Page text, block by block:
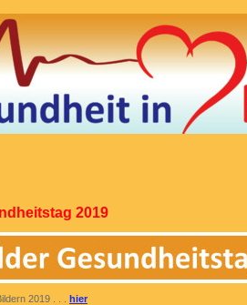
2019
2019 . . . hier